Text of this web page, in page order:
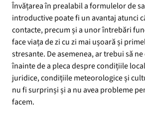
Învățarea în prealabil a formulelor de
introductive poate fi un avantaj atunci
contacte, precum și a unor întrebări
face viața de zi cu zi mai ușoară și
stresante. De asemenea, ar trebui să
înainte de a pleca despre condițiile
juridice, condițiile meteorologice și
nu fi surprinși și a nu avea probleme
facem.